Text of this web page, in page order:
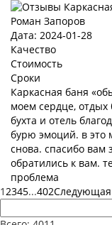
Роман Запоров
Дата: 2024-01-28
Качество
Стоимость
Сроки
Каркасная баня
моем сердце,
бухта и отель
бурю эмоций. в это
снова. спасибо
обратились к вам.
проблема
12345...402Следующая